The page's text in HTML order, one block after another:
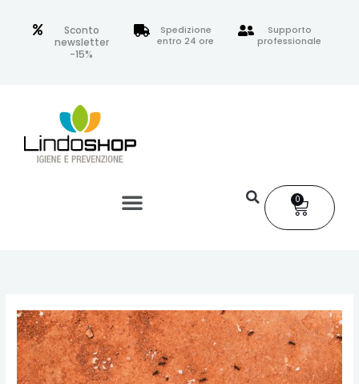
contenuto
0
Sconto
newsletter
-15%
Spedizione
entro 24 ore
Supporto
professionale